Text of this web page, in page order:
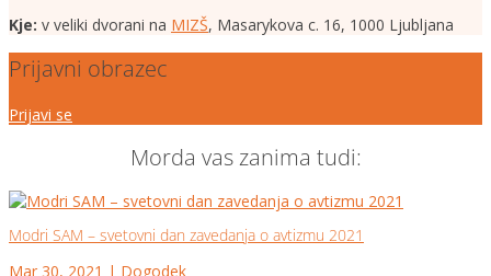
Kje: v veliki dvorani na MIZŠ, Masarykova c. 16, 1000 Ljubljana
Prijavni obrazec
Prijavi se
Morda vas zanima tudi:
Modri SAM – svetovni dan zavedanja o avtizmu 2021
Mar 30, 2021 | Dogodek